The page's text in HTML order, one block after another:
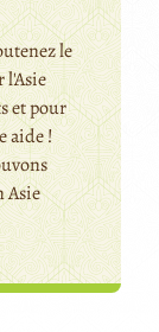
le
l'Asie
et pour
aide !
Asie